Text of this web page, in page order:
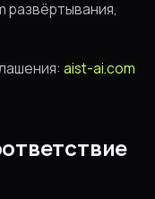
развёртывания,
aist-ai.com